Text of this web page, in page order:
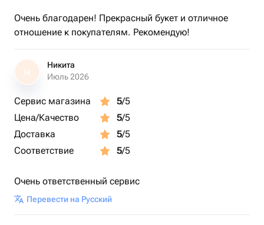
Очень благодарен! Прекрасный букет и отличное
отношение к покупателям. Рекомендую!
Н
Никита
Июль 2026
Сервис магазина 5/5
Цена/Качество
5/5
Доставка
5/5
Соответствие
5/5
Очень ответственный сервис
Перевести на Русский